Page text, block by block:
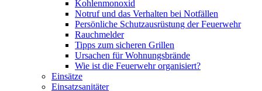
Kohlenmonoxid
Notruf und das Verhalten bei Notfällen
Persönliche Schutzausrüstung der Feuerwehr
Rauchmelder
Tipps zum sicheren Grillen
Ursachen für Wohnungsbrände
Wie ist die Feuerwehr organisiert?
Einsätze
Einsatzsanitäter